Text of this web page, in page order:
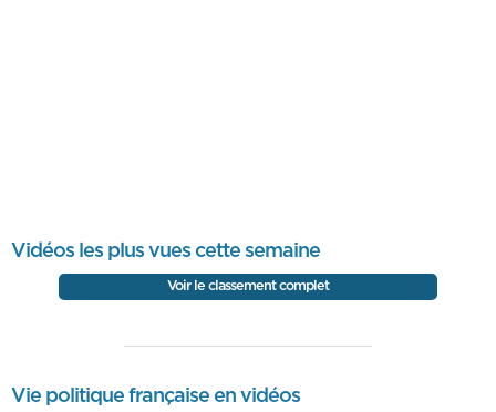
Vidéos les plus vues cette semaine
Voir le classement complet
Vie politique française en vidéos